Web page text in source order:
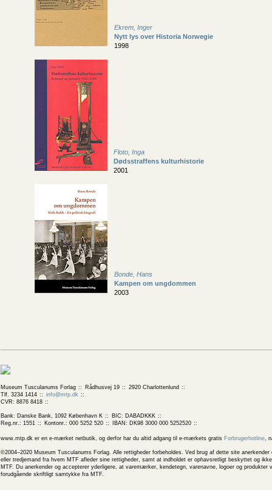
Ekrem, Inger
Nytt lys over Historia Norwegie
1998
Floto, Inga
Dødsstraffens kulturhistorie
2001
Bonde, Hans
Kampen om ungdommen
2003
Museum Tusculanums Forlag Rådhusvej 19
2920 Charlottenlund
Tlf. 3234 1414
info@mtp.dk
CVR: 8876 8418
Bank: Danske Bank, 1092 København K
BIC: DABADKKK
Reg.nr.: 1551
Kontonr.: 000 5252 520 IBAN: DK98 3000 000 5252520
www.mtp.dk er en e-mærket netbutik, og derfor har du altid adgang til e-mærkets gratis Forbrugerhotline,
©2004–2020 Museum Tusculanums Forlag. Alle rettigheder forbeholdes. Ved brug af dette site
eller tredjemand fra hvem MTF afleder sine rettigheder, samt at indholdet er ophavsretligt beskyttet og
MTF. Du anerkender og accepterer yderligere, at varemærker, kendetegn, varenavne, logoer og
forudgående skriftligt samtykke fra MTF.